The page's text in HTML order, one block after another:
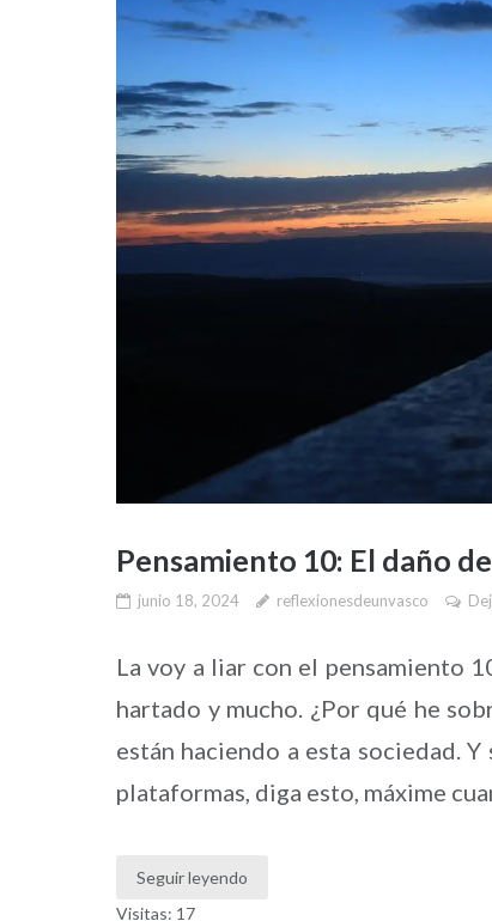
Pensamiento 10: El daño
junio 18, 2024 reflexionesdeunvasco
La voy a liar con el pensamiento
hartado y mucho. ¿Por qué he
están haciendo a esta sociedad.
plataformas, diga esto, máxime
Seguir leyendo
Visitas: 17